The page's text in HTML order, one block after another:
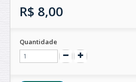
R$ 8,00
Quantidade